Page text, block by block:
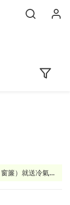
簾）就送冷氣控